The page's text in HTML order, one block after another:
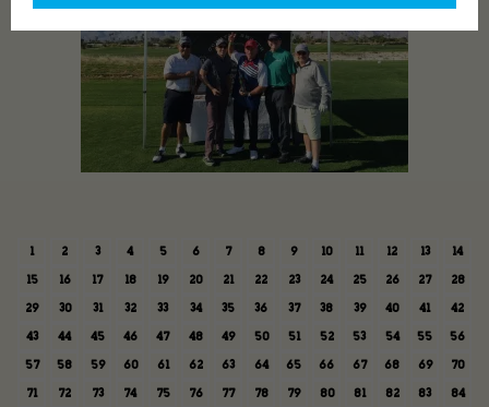
1 2 3 4 5 6 7 8 9 10 11 12 13 14
15 16 17 18 19 20 21 22 23 24 25 26 27 28
29 30 31 32 33 34 35 36 37 38 39 40 41 42
43 44 45 46 47 48 49 50 51 52 53 54 55 56
57 58 59 60 61 62 63 64 65 66 67 68 69 70
71 72 73 74 75 76 77 78 79 80 81 82 83 84